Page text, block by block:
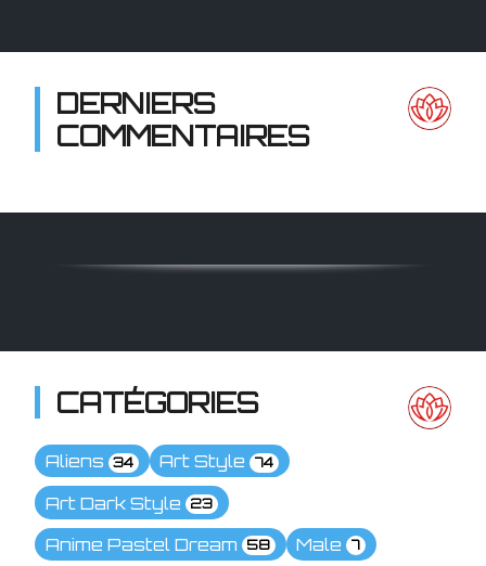
DERNIERS
COMMENTAIRES
CATÉGORIES
Aliens 34 Art Style 74
Art Dark Style 23
Anime Pastel Dream 58 Male 7